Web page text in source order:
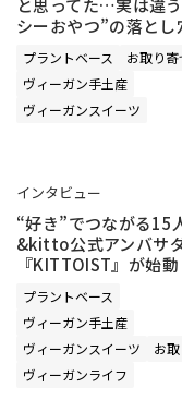
と思ってた…実は違
シーおやつ”の落とし
プラントベース
お取り寄
ヴィーガン手土産
ヴィーガンスイーツ
インタビュー
“好き”でつながる15
&kitto公式アンバサ
『KITTOIST』が始動
プラントベース
ヴィーガン手土産
ヴィーガンスイーツ
お
ヴィーガンライフ